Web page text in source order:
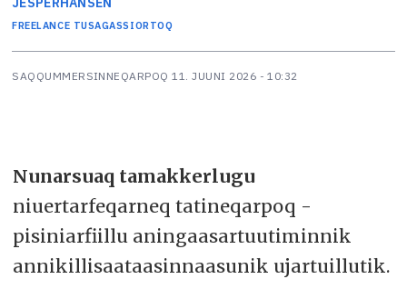
FREELANCE TUSAGASSIORTOQ
SAQQUMMERSINNEQARPOQ 11. JUUNI 2026 - 10:32
Nunarsuaq tamakkerlugu
niuertarfeqarneq tatineqarpoq -
pisiniarfiillu aningaasartuutiminnik
annikillisaataasinnaasunik ujartuillutik.